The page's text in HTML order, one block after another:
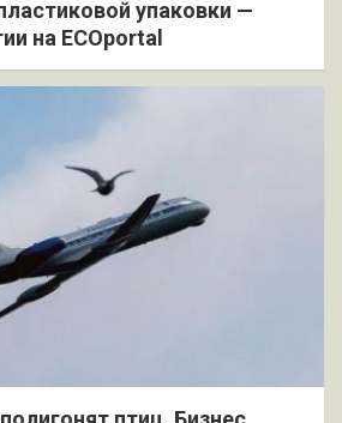
упаковки —
на ECOportal